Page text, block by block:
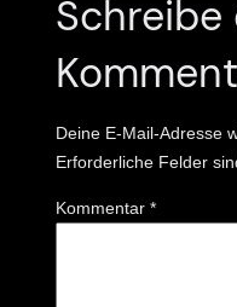
Schreibe
Deine E-Mail-Adresse
Erforderliche Felder
Kommentar *